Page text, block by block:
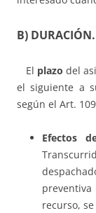
B) DURACIÓN.
El plazo del
el siguiente a
según el Art.
Efectos
recurso,